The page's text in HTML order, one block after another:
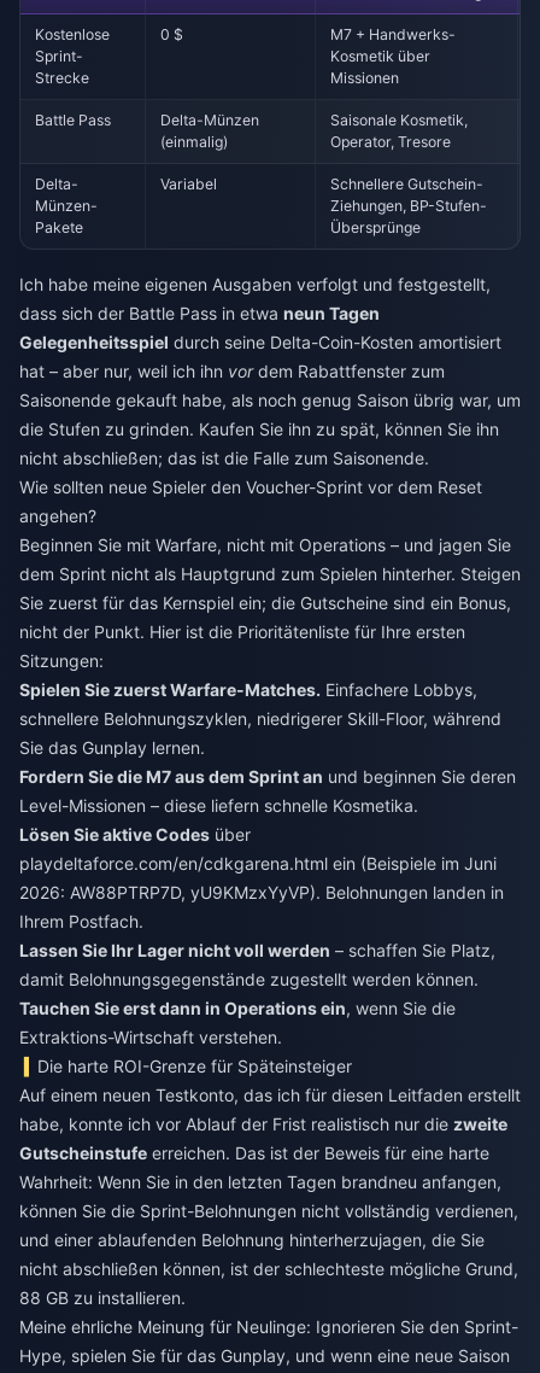
Kostenlose
Sprint-
Strecke
0 $
M7 + Handwerks-
Kosmetik über
Missionen
Battle Pass
Delta-Münzen
(einmalig)
Saisonale Kosmetik,
Operator, Tresore
Delta-
Münzen-
Pakete
Variabel
Schnellere Gutschein-
Ziehungen, BP-Stufen-
Übersprünge
Ich habe meine eigenen Ausgaben verfolgt und festgestellt,
dass sich der Battle Pass in etwa neun Tagen
Gelegenheitsspiel durch seine Delta-Coin-Kosten amortisiert
hat – aber nur, weil ich ihn vordem Rabattfenster zum
Saisonende gekauft habe, als noch genug Saison übrig war, um
die Stufen zu grinden. Kaufen Sie ihn zu spät, können Sie ihn
nicht abschließen; das ist die Falle zum Saisonende.
Wie sollten neue Spieler den Voucher-Sprint vor dem Reset
angehen?
Beginnen Sie mit Warfare, nicht mit Operations – und jagen Sie
dem Sprint nicht als Hauptgrund zum Spielen hinterher. Steigen
Sie zuerst für das Kernspiel ein; die Gutscheine sind ein Bonus,
nicht der Punkt. Hier ist die Prioritätenliste für Ihre ersten
Sitzungen:
Spielen Sie zuerst Warfare-Matches. Einfachere Lobbys,
schnellere Belohnungszyklen, niedrigerer Skill-Floor, während
Sie das Gunplay lernen.
Fordern Sie die M7 aus dem Sprint an und beginnen Sie deren
Level-Missionen – diese liefern schnelle Kosmetika.
Lösen Sie aktive Codes über
playdeltaforce.com/en/cdkgarena.html ein (Beispiele im Juni
2026: AW88PTRP7D, yU9KMzxYyVP). Belohnungen landen in
Ihrem Postfach.
Lassen Sie Ihr Lager nicht voll werden – schaffen Sie Platz,
damit Belohnungsgegenstände zugestellt werden können.
Tauchen Sie erst dann in Operations ein, wenn Sie die
Extraktions-Wirtschaft verstehen.
Die harte ROI-Grenze für Späteinsteiger
Auf einem neuen Testkonto, das ich für diesen Leitfaden erstellt
habe, konnte ich vor Ablauf der Frist realistisch nur die zweite
Gutscheinstufe erreichen. Das ist der Beweis für eine harte
Wahrheit: Wenn Sie in den letzten Tagen brandneu anfangen,
können Sie die Sprint-Belohnungen nicht vollständig verdienen,
und einer ablaufenden Belohnung hinterherzujagen, die Sie
nicht abschließen können, ist der schlechteste mögliche Grund,
88 GB zu installieren.
Meine ehrliche Meinung für Neulinge: Ignorieren Sie den Sprint-
Hype, spielen Sie für das Gunplay, und wenn eine neue Saison